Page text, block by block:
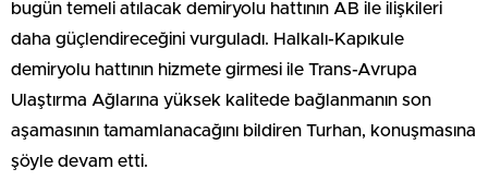
bugün temeli atılacak demiryolu hattının AB ile ilişkileri
daha güçlendireceğini vurguladı. Halkalı-Kapıkule
demiryolu hattının hizmete girmesi ile Trans-Avrupa
Ulaştırma Ağlarına yüksek kalitede bağlanmanın son
aşamasının tamamlanacağını bildiren Turhan, konuşmasına
şöyle devam etti.